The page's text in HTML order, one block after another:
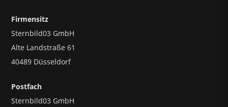
Firmensitz
Sternbild03 GmbH
Alte Landstraße 61
40489 Düsseldorf
Postfach
Sternbild03 GmbH